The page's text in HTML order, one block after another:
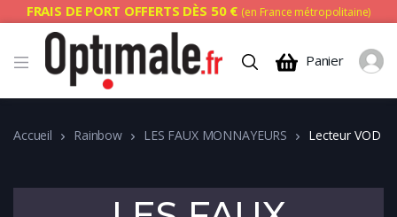
FRAIS DE PORT OFFERTS DÈS 50 € (en France métropolitaine)
Panier
Accueil Rainbow LES FAUX MONNAYEURS Lecteur VOD